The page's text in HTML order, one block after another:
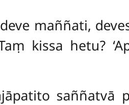
maññati,
kissa hetu?
saññatvā